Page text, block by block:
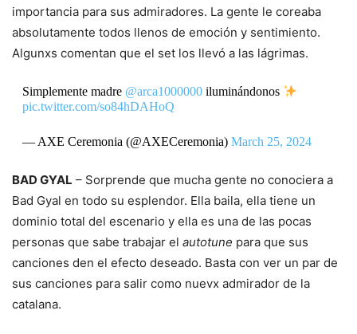
importancia para sus admiradores. La gente le coreaba
absolutamente todos llenos de emoción y sentimiento.
Algunxs comentan que el set los llevó a las lágrimas.
Simplemente madre @arca1000000iluminándonos
pic.twitter.com/so84hDAHoQ
— AXE Ceremonia (@AXECeremonia) March 25, 2024
BAD GYAL – Sorprende que mucha gente no conociera a
Bad Gyal en todo su esplendor. Ella baila, ella tiene un
dominio total del escenario y ella es una de las pocas
personas que sabe trabajar el autotune para que sus
canciones den el efecto deseado. Basta con ver un par de
sus canciones para salir como nuevx admirador de la
catalana.